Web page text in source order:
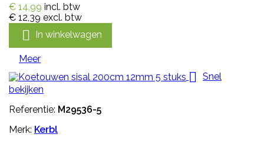
€ 14,99 incl. btw
€ 12,39 excl. btw
 In winkelwagen
Meer
 Snel
bekijken
Referentie: M29536-5
Merk: Kerbl